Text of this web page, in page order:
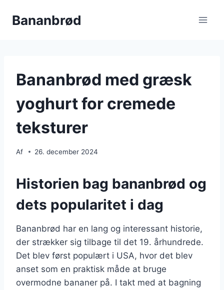
Bananbrød
Bananbrød med græsk
yoghurt for cremede
teksturer
Af 26. december 2024
Historien bag bananbrød og
dets popularitet i dag
Bananbrød har en lang og interessant historie,
der strækker sig tilbage til det 19. århundrede.
Det blev først populært i USA, hvor det blev
anset som en praktisk måde at bruge
overmodne bananer på. I takt med at bagning